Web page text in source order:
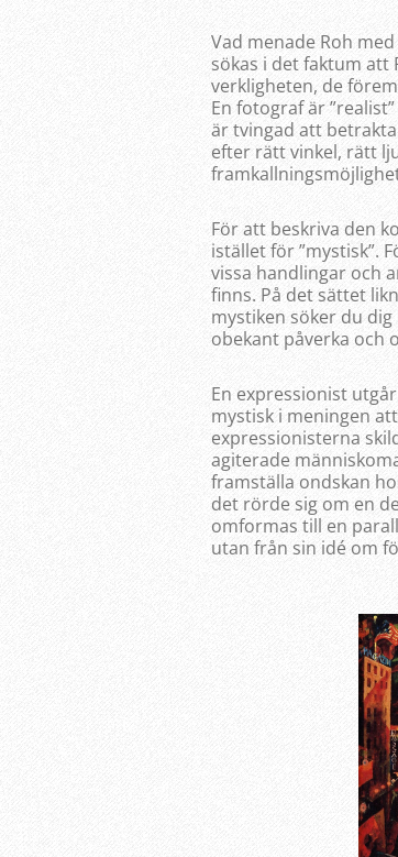
Vad menade Roh
sökas i det faktum att
verkligheten, de
En fotograf är
är tvingad att
efter rätt vinkel, rätt
För att beskriva den
istället för ”mystisk”.
vissa handlingar och
finns. På det sättet
mystiken söker du
obekant påverka och
En expressionist
mystisk i meningen
expressionisterna
agiterade
framställa ondskan
det rörde sig om en
omformas till en
utan från sin idé om